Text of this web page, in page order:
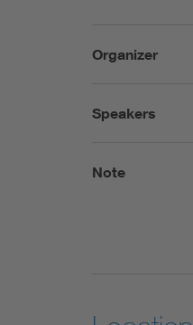
Organizer
Speakers
Note